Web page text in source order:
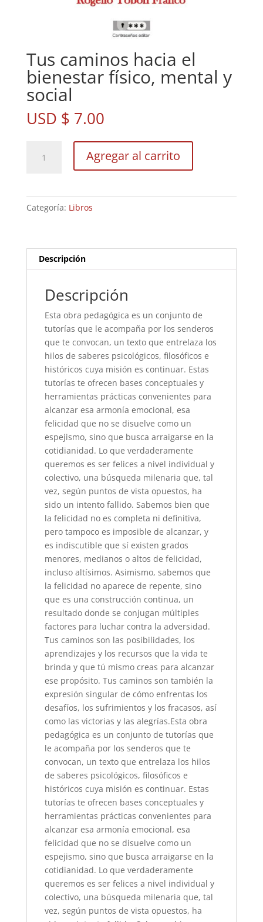
Tus caminos hacia el
bienestar físico, mental y
social
USD $ 7.00
caminos
bienestar
físico,
social
cantidad
Agregar al carrito
Categoría: Libros
Descripción
Descripción
Esta obra pedagógica es un conjunto de
tutorías que le acompaña por los senderos
que te convocan, un texto que entrelaza los
hilos de saberes psicológicos, filosóficos e
históricos cuya misión es continuar. Estas
tutorías te ofrecen bases conceptuales y
herramientas prácticas convenientes para
alcanzar esa armonía emocional, esa
felicidad que no se disuelve como un
espejismo, sino que busca arraigarse en la
cotidianidad. Lo que verdaderamente
queremos es ser felices a nivel individual y
colectivo, una búsqueda milenaria que, tal
vez, según puntos de vista opuestos, ha
sido un intento fallido. Sabemos bien que
la felicidad no es completa ni definitiva,
pero tampoco es imposible de alcanzar, y
es indiscutible que sí existen grados
menores, medianos o altos de felicidad,
incluso altísimos. Asimismo, sabemos que
la felicidad no aparece de repente, sino
que es una construcción continua, un
resultado donde se conjugan múltiples
factores para luchar contra la adversidad.
Tus caminos son las posibilidades, los
aprendizajes y los recursos que la vida te
brinda y que tú mismo creas para alcanzar
ese propósito. Tus caminos son también la
expresión singular de cómo enfrentas los
desafíos, los sufrimientos y los fracasos, así
como las victorias y las alegrías.Esta obra
pedagógica es un conjunto de tutorías que
le acompaña por los senderos que te
convocan, un texto que entrelaza los hilos
de saberes psicológicos, filosóficos e
históricos cuya misión es continuar. Estas
tutorías te ofrecen bases conceptuales y
herramientas prácticas convenientes para
alcanzar esa armonía emocional, esa
felicidad que no se disuelve como un
espejismo, sino que busca arraigarse en la
cotidianidad. Lo que verdaderamente
queremos es ser felices a nivel individual y
colectivo, una búsqueda milenaria que, tal
vez, según puntos de vista opuestos, ha